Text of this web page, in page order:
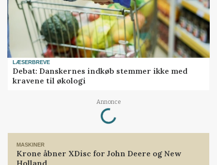
LÆSERBREVE
Debat: Danskernes indkøb stemmer ikke med
kravene til økologi
Annonce
Loading...
MASKINER
Krone åbner XDisc for John Deere og New